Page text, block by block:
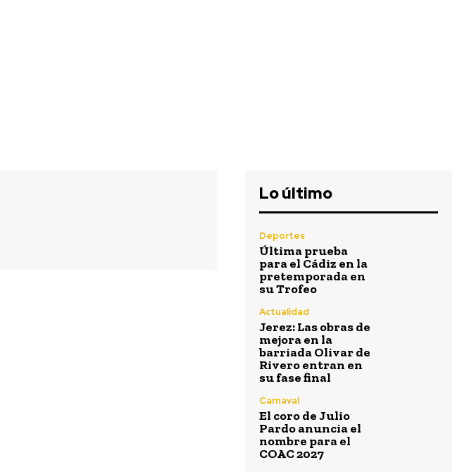
Lo último
Deportes
Última prueba
para el Cádiz en la
pretemporada en
su Trofeo
Actualidad
Jerez: Las obras de
mejora en la
barriada Olivar de
Rivero entran en
su fase final
Carnaval
El coro de Julio
Pardo anuncia el
nombre para el
COAC 2027